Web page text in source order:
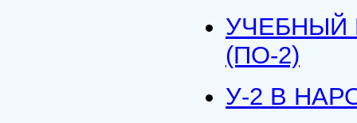
УЧЕБНЫЙ
(ПО-2)
У-2 В